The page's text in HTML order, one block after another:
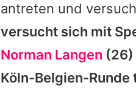
antreten und
versucht sich mit
Norman Langen (26)
Köln-Belgien-Runde